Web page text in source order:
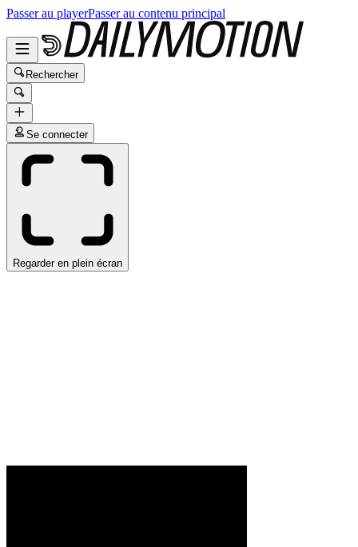
Passer au playerPasser au contenu principal
Rechercher
Se connecter
Regarder en plein écran